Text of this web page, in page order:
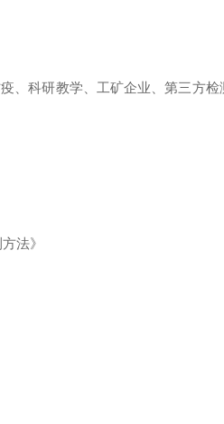
、科研教学、工矿企业、第三方
法》